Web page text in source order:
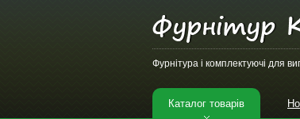
Фурнітура і комплектуючі для
Каталог товарів